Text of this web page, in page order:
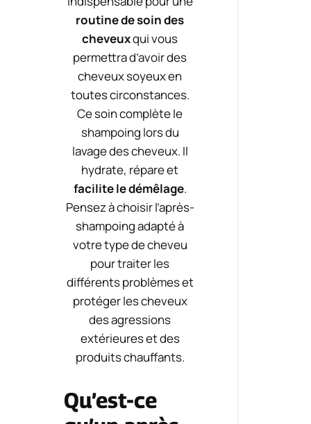
routine de soin des
cheveuxqui vous
permettra d’avoir des
cheveux soyeux en
toutes circonstances.
Ce soin complète le
shampoing lors du
lavage des cheveux. Il
hydrate, répare et
facilite le démêlage.
Pensez à choisir l’après-
shampoing adapté à
votre type de cheveu
pour traiter les
différents problèmes et
protéger les cheveux
des agressions
extérieures et des
produits chauffants.
Qu’est-ce